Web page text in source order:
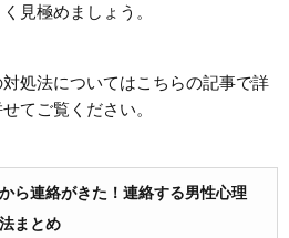
見極めましょう。
処法についてはこちらの記事で詳
てご覧ください。
ら連絡がきた！連絡する男性心理
まとめ